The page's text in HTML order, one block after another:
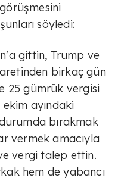
söyledi:
gittin, Trump ve
birkaç gün
25 gümrük vergisi
ekim ayındaki
bırakmak
vermek amacıyla
vergi talep ettin.
hem de yabancı